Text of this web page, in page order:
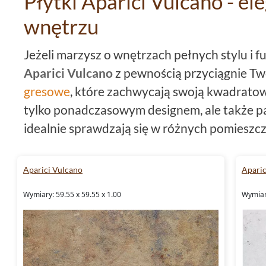
wnętrzu
Jeżeli marzysz o wnętrzach pełnych stylu i
Aparici Vulcano z pewnością przyciągnie
gresowe, które zachwycają swoją
tylko ponadczasowym designem, ale także
idealnie sprawdzają się w różnych
59,55x59,55 pozwala na stworzenie
Matowe płytki podłogowe
KolekcjaAparici Vulcanoto przede
doskonale łączą estetykę z praktycznością.
krawędziom, można je układać z
Aparici Vulcano
Wymiary: 59.55 x 59.55 x 1.00